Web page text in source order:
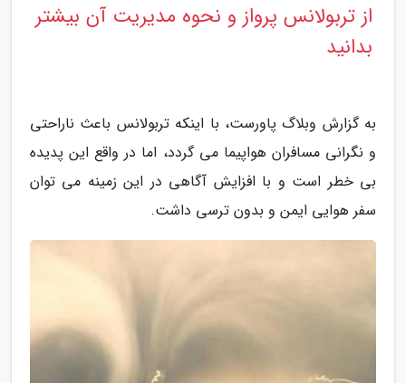
از تربولانس پرواز و نحوه مدیریت آن بیشتر
بدانید
به گزارش وبلاگ پاورست، با اینکه تربولانس باعث ناراحتی
و نگرانی مسافران هواپیما می گردد، اما در واقع این پدیده
بی خطر است و با افزایش آگاهی در این زمینه می توان
سفر هوایی ایمن و بدون ترسی داشت.